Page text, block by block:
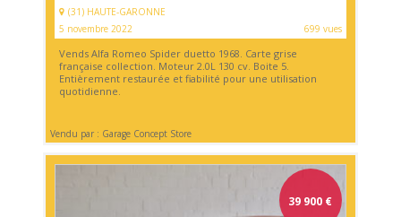
(31) HAUTE-GARONNE
5 novembre 2022
699 vues
Vends Alfa Romeo Spider duetto 1968. Carte grise
française collection. Moteur 2.0L 130 cv. Boite 5.
Entièrement restaurée et fiabilité pour une utilisation
quotidienne.
Vendu par : Garage Concept Store
39 900 €